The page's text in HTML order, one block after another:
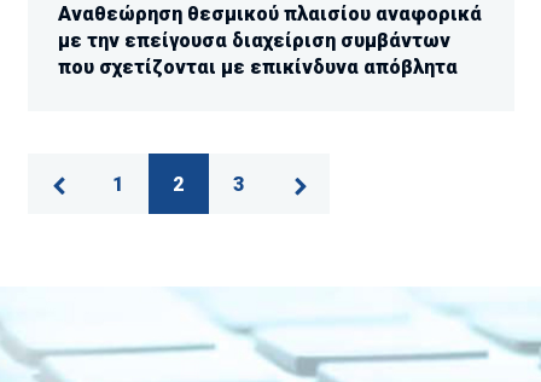
Αναθεώρηση θεσμικού πλαισίου αναφορικά
με την επείγουσα διαχείριση συμβάντων
που σχετίζονται με επικίνδυνα απόβλητα
1 2 3